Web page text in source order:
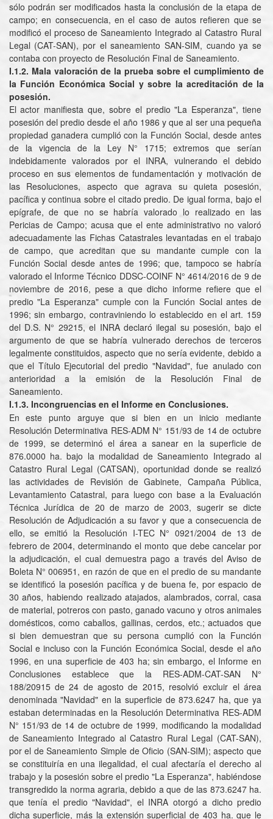
sólo podrán ser modificados hasta la conclusión de la etapa de
campo; en consecuencia, en el caso de autos refieren que se
modificó el proceso de Saneamiento Integrado al Catastro Rural
Legal (CAT-SAN), por el saneamiento SAN-SIM, cuando ya se
contaba con proyecto de Resolución Final de Saneamiento.
I.1.2. Mala valoración de la prueba sobre el cumplimiento de
la Función Económica Social y sobre la acreditación de la
posesión.
El actor manifiesta que, sobre el predio "La Esperanza", tiene
posesión del predio desde el año 1986 y que al ser una pequeña
propiedad ganadera cumplió con la Función Social, desde antes
de la vigencia de la Ley N° 1715; extremos que serían
indebidamente valorados por el INRA, vulnerando el debido
proceso en sus elementos de fundamentación y motivación de
las Resoluciones, aspecto que agrava su quieta posesión,
pacífica y continua sobre el citado predio. De igual forma, bajo el
epígrafe, de que no se habría valorado lo realizado en las
Pericias de Campo; acusa que el ente administrativo no valoró
adecuadamente las Fichas Catastrales levantadas en el trabajo
de campo, que acreditan que su mandante cumple con la
Función Social desde antes de 1996; que, tampoco se habría
valorado el Informe Técnico DDSC-COINF N° 4614/2016 de 9 de
noviembre de 2016, pese a que dicho informe refiere que el
predio "La Esperanza" cumple con la Función Social antes de
1996; sin embargo, contraviniendo lo establecido en el art. 159
del D.S. N° 29215, el INRA declaró ilegal su posesión, bajo el
argumento de que se habría vulnerado derechos de terceros
legalmente constituidos, aspecto que no sería evidente, debido a
que el Título Ejecutorial del predio "Navidad", fue anulado con
anterioridad a la emisión de la Resolución Final de
Saneamiento.
I.1.3. Incongruencias en el Informe en Conclusiones.
En este punto arguye que si bien en un inicio mediante
Resolución Determinativa RES-ADM N° 151/93 de 14 de octubre
de 1999, se determinó el área a sanear en la superficie de
876.0000 ha. bajo la modalidad de Saneamiento Integrado al
Catastro Rural Legal (CATSAN), oportunidad donde se realizó
las actividades de Revisión de Gabinete, Campaña Pública,
Levantamiento Catastral, para luego con base a la Evaluación
Técnica Jurídica de 20 de marzo de 2003, sugerir se dicte
Resolución de Adjudicación a su favor y que a consecuencia de
ello, se emitió la Resolución I-TEC N° 0921/2004 de 13 de
febrero de 2004, determinando el monto que debe cancelar por
la adjudicación, el cual demuestra pago a través del Aviso de
Boleta N° 006951, en razón de que en el predio de su mandante
se identificó la posesión pacífica y de buena fe, por espacio de
30 años, habiendo realizado atajados, alambrados, corral, casa
de material, potreros con pasto, ganado vacuno y otros animales
domésticos, como caballos, gallinas, cerdos, etc.; actuados que
si bien demuestran que su persona cumplió con la Función
Social e incluso con la Función Económica Social, desde el año
1996, en una superficie de 403 ha; sin embargo, el Informe en
Conclusiones establece que la RES-ADM-CAT-SAN N°
188/20915 de 24 de agosto de 2015, resolvió excluir el área
denominada "Navidad" en la superficie de 873.6247 ha, que ya
estaban determinadas en la Resolución Determinativa RES-ADM
N° 151/93 de 14 de octubre de 1999, modificando la modalidad
de Saneamiento Integrado al Catastro Rural Legal (CAT-SAN),
por el de Saneamiento Simple de Oficio (SAN-SIM); aspecto que
se constituiría en una ilegalidad, el cual afectaría el derecho al
trabajo y la posesión sobre el predio "La Esperanza", habiéndose
transgredido la norma agraria, debido a que de las 873.6247 ha.
que tenía el predio "Navidad", el INRA otorgó a dicho predio
dicha superficie, más la extensión superficial de 403 ha. que le